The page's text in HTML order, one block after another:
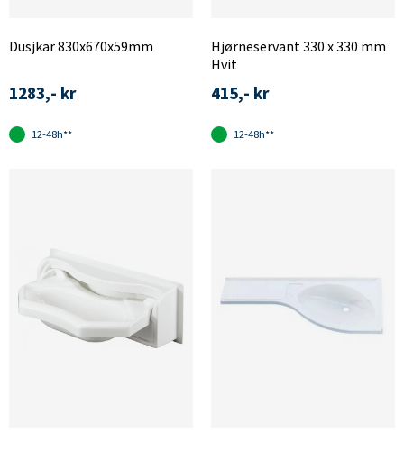
Dusjkar 830x670x59mm
1283,- kr
12-48h**
Hjørneservant 330 x 330 mm
Hvit
415,- kr
12-48h**